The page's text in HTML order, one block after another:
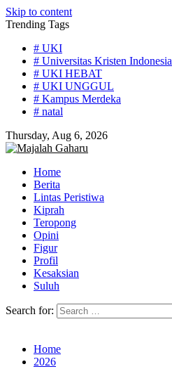
Skip to content
Trending Tags
# UKI
# Universitas Kristen Indonesia
# UKI HEBAT
# UKI UNGGUL
# Kampus Merdeka
# natal
Thursday, Aug 6, 2026
Home
Berita
Lintas Peristiwa
Kiprah
Teropong
Opini
Figur
Profil
Kesaksian
Suluh
Search for:
Home
2026